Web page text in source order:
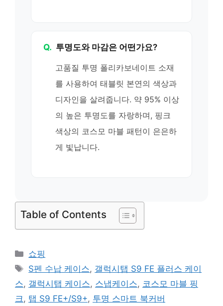
Q. 투명도와 마감은 어떤가요?
고품질 투명 폴리카보네이트 소재
를 사용하여 태블릿 본연의 색상과
디자인을 살려줍니다. 약 95% 이상
의 높은 투명도를 자랑하며, 핑크
색상의 코스모 마블 패턴이 은은하
게 빛납니다.
Table of Contents
카
테
리
쇼핑
태
그
S펜 수납 케이스, 갤럭시탭 S9 FE 플러스 케이
스, 갤럭시탭 케이스, 스냅케이스, 코스모 마블 핑
크, 탭 S9 FE+/S9+, 투명 스마트 북커버